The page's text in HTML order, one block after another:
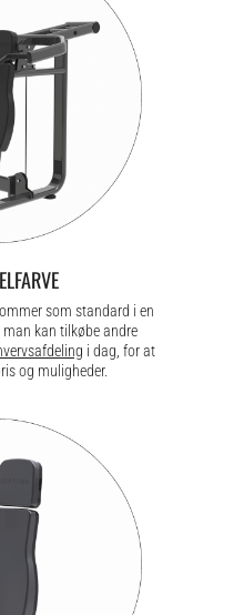
som standard i en
kan tilkøbe andre
i dag, for at
og muligheder.